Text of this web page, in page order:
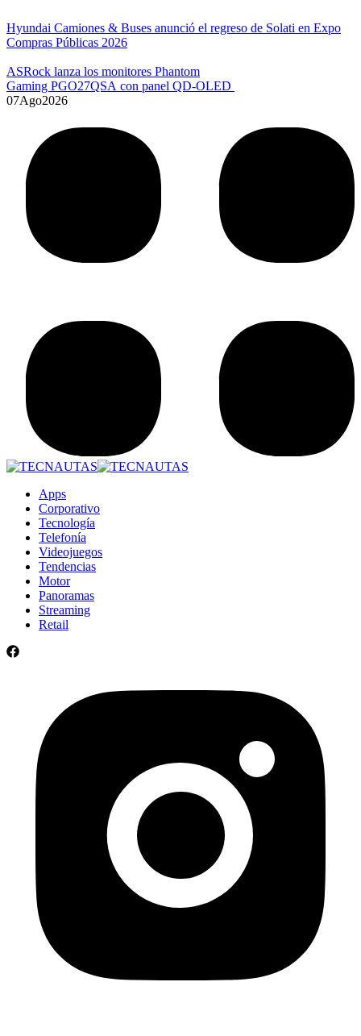
Hyundai Camiones & Buses anunció el regreso de Solati en Expo
Compras Públicas 2026
ASRock lanza los monitores Phantom
Gaming PGO27QSA con panel QD-OLED
07Ago2026
Apps
Corporativo
Tecnología
Telefonía
Videojuegos
Tendencias
Motor
Panoramas
Streaming
Retail